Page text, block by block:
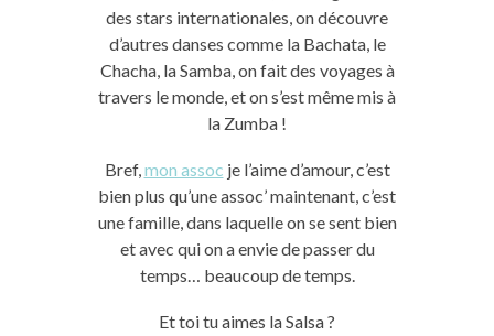
des stars internationales, on découvre
d’autres danses comme la Bachata, le
Chacha, la Samba, on fait des voyages à
travers le monde, et on s’est même mis à
la Zumba !
Bref,mon assoc je l’aime d’amour, c’est
bien plus qu’une assoc’ maintenant, c’est
une famille, dans laquelle on se sent bien
et avec qui on a envie de passer du
temps… beaucoup de temps.
Et toi tu aimes la Salsa ?